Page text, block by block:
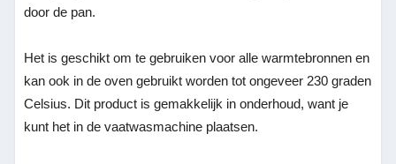
door de pan.
Het is geschikt om te gebruiken voor alle warmtebronnen en
kan ook in de oven gebruikt worden tot ongeveer 230 graden
Celsius. Dit product is gemakkelijk in onderhoud, want je
kunt het in de vaatwasmachine plaatsen.